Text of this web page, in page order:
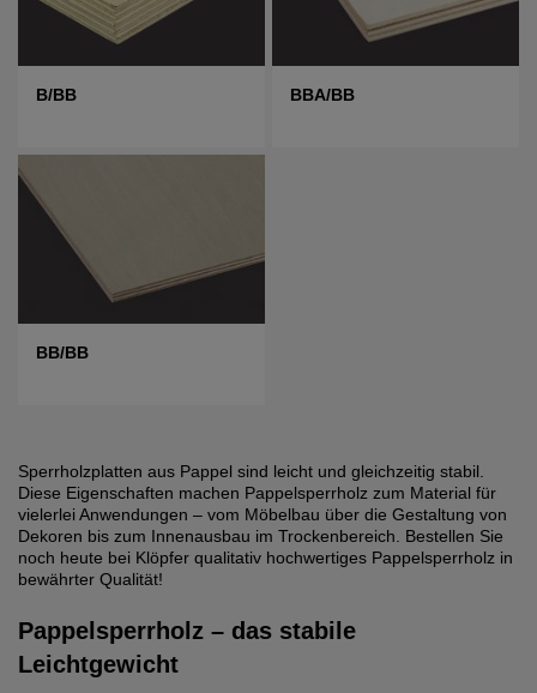
B/BB BBA/BB
BB/BB
Sperrholzplatten aus Pappel sind leicht und gleichzeitig stabil.
Diese Eigenschaften machen Pappelsperrholz zum Material für
vielerlei Anwendungen – vom Möbelbau über die Gestaltung von
Dekoren bis zum Innenausbau im Trockenbereich. Bestellen Sie
noch heute bei Klöpfer qualitativ hochwertiges Pappelsperrholz in
bewährter Qualität!
Pappelsperrholz – das stabile
Leichtgewicht